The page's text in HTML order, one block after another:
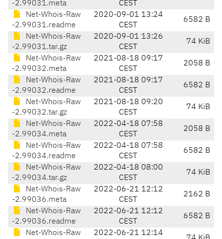
-2.99031.meta
CEST
Net-Whois-Raw
-2.99031.readme
2020-09-01 13:24
CEST
6582 B
Net-Whois-Raw
-2.99031.tar.gz
2020-09-01 13:26
CEST
74 KiB
Net-Whois-Raw
-2.99032.meta
2021-08-18 09:17
CEST
2058 B
Net-Whois-Raw
-2.99032.readme
2021-08-18 09:17
CEST
6582 B
Net-Whois-Raw
-2.99032.tar.gz
2021-08-18 09:20
CEST
74 KiB
Net-Whois-Raw
-2.99034.meta
2022-04-18 07:58
CEST
2058 B
Net-Whois-Raw
-2.99034.readme
2022-04-18 07:58
CEST
6582 B
Net-Whois-Raw
-2.99034.tar.gz
2022-04-18 08:00
CEST
74 KiB
Net-Whois-Raw
-2.99036.meta
2022-06-21 12:12
CEST
2162 B
Net-Whois-Raw
-2.99036.readme
2022-06-21 12:12
CEST
6582 B
Net-Whois-Raw 2022-06-21 12:14